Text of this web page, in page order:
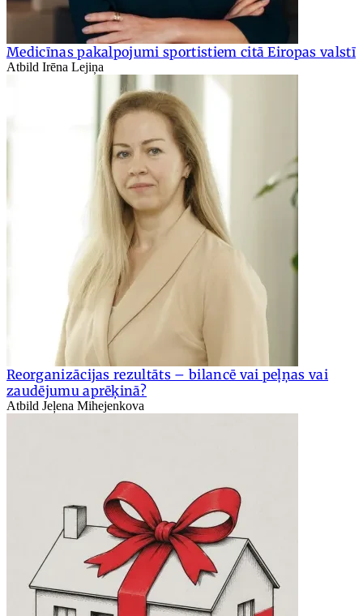
Medicīnas pakalpojumi sportistiem citā Eiropas valstī
Atbild Irēna Lejiņa
Reorganizācijas rezultāts – bilancē vai peļņas vai
zaudējumu aprēķinā?
Atbild Jeļena Mihejenkova